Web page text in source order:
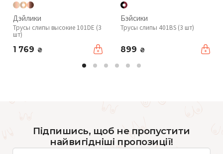
Дэйлики
Трусы слипы высокие 101DE (3
шт)
1 769 ₴
Бэйсики
Трусы слипы 401BS (3 шт)
899 ₴
Підпишись, щоб не пропустити
найвигідніші пропозиції!